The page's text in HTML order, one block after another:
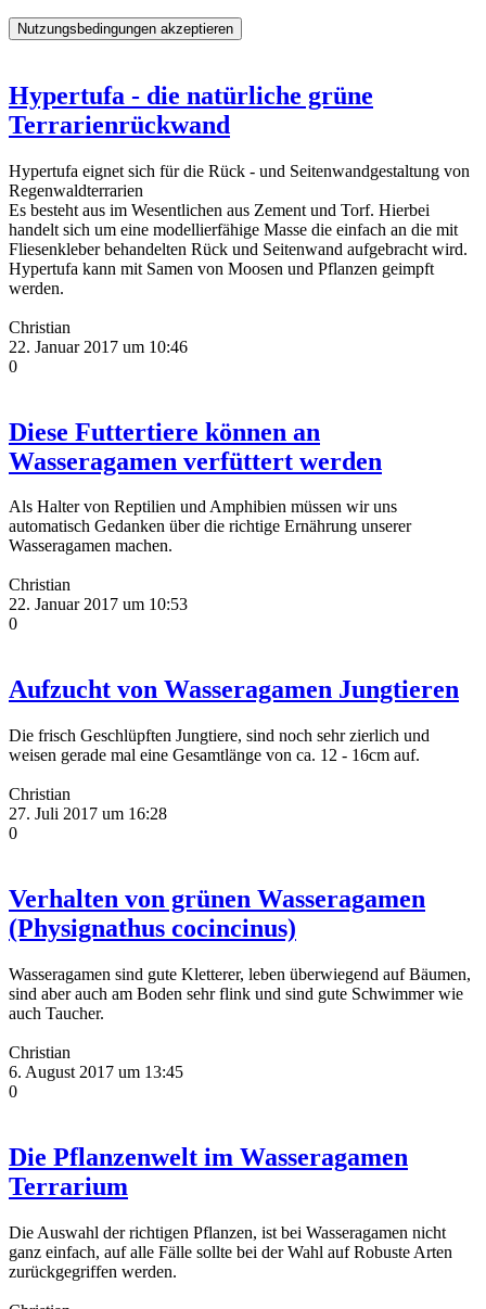
Hypertufa - die natürliche grüne
Terrarienrückwand
Hypertufa eignet sich für die Rück - und Seitenwandgestaltung von
Regenwaldterrarien
Es besteht aus im Wesentlichen aus Zement und Torf. Hierbei
handelt sich um eine modellierfähige Masse die einfach an die mit
Fliesenkleber behandelten Rück und Seitenwand aufgebracht wird.
Hypertufa kann mit Samen von Moosen und Pflanzen geimpft
werden.
Christian
22. Januar 2017 um 10:46
0
Diese Futtertiere können an
Wasseragamen verfüttert werden
Als Halter von Reptilien und Amphibien müssen wir uns
automatisch Gedanken über die richtige Ernährung unserer
Wasseragamen machen.
Christian
22. Januar 2017 um 10:53
0
Aufzucht von Wasseragamen Jungtieren
Die frisch Geschlüpften Jungtiere, sind noch sehr zierlich und
weisen gerade mal eine Gesamtlänge von ca. 12 - 16cm auf.
Christian
27. Juli 2017 um 16:28
0
Verhalten von grünen Wasseragamen
(Physignathus cocincinus)
Wasseragamen sind gute Kletterer, leben überwiegend auf Bäumen,
sind aber auch am Boden sehr flink und sind gute Schwimmer wie
auch Taucher.
Christian
6. August 2017 um 13:45
0
Die Pflanzenwelt im Wasseragamen
Terrarium
Die Auswahl der richtigen Pflanzen, ist bei Wasseragamen nicht
ganz einfach, auf alle Fälle sollte bei der Wahl auf Robuste Arten
zurückgegriffen werden.